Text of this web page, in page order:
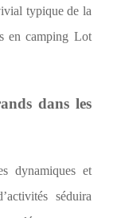
typique de la
en camping Lot
dans les
dynamiques et
séduira